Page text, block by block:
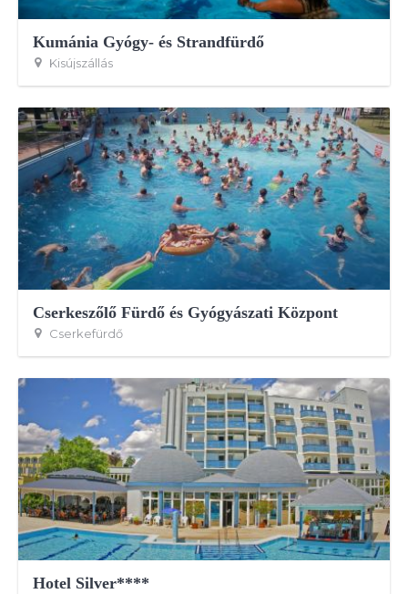
Kumánia Gyógy- és Strandfürdő
Kisújszállás
Cserkeszőlő Fürdő és Gyógyászati Központ
Cserkefürdő
Hotel Silver****